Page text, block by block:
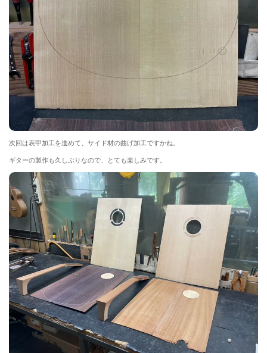
次回は表甲加工を進めて、サイド材の曲げ加工ですかね。
ギターの製作も久しぶりなので、とても楽しみです。